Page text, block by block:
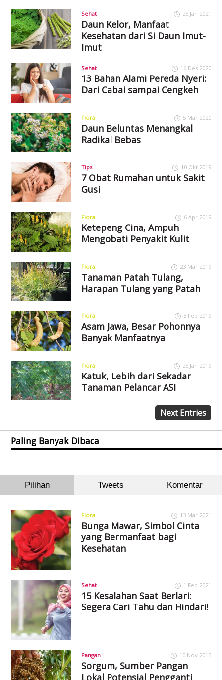
Sehat 25 Jan 2021
Daun Kelor, Manfaat
Kesehatan dari Si Daun Imut-
Imut
Sehat 16 Des 2020
13 Bahan Alami Pereda Nyeri:
Dari Cabai sampai Cengkeh
Flora 5 Mar 2020
Daun Beluntas Menangkal
Radikal Bebas
Tips 10 Okt 2019
7 Obat Rumahan untuk Sakit
Gusi
Flora 6 Apr 2019
Ketepeng Cina, Ampuh
Mengobati Penyakit Kulit
Flora 23 Mar 2019
Tanaman Patah Tulang,
Harapan Tulang yang Patah
Flora 8 Feb 2019
Asam Jawa, Besar Pohonnya
Banyak Manfaatnya
Flora 25 Jan 2019
Katuk, Lebih dari Sekadar
Tanaman Pelancar ASI
Next Entries
Paling Banyak Dibaca
Pilihan Tweets Komentar
Flora 13 Mar 2021
Bunga Mawar, Simbol Cinta
yang Bermanfaat bagi
Kesehatan
Sehat 1 Feb 2021
15 Kesalahan Saat Berlari:
Segera Cari Tahu dan Hindari!
Pangan 10 Nov 2015
Sorgum, Sumber Pangan
Lokal Potensial Pengganti